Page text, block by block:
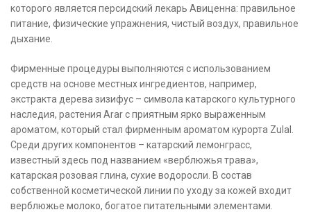
которого является персидский лекарь Авиценна: правильное
питание, физические упражнения, чистый воздух, правильное
дыхание.
Фирменные процедуры выполняются с использованием
средств на основе местных ингредиентов, например,
экстракта дерева зизифус – символа катарского культурного
наследия, растения Arar с приятным ярко выраженным
ароматом, который стал фирменным ароматом курорта Zulal.
Среди других компонентов – катарский лемонграсс,
известный здесь под названием «верблюжья трава»,
катарская розовая глина, сухие водоросли. В состав
собственной косметической линии по уходу за кожей входит
верблюжье молоко, богатое питательными элементами.